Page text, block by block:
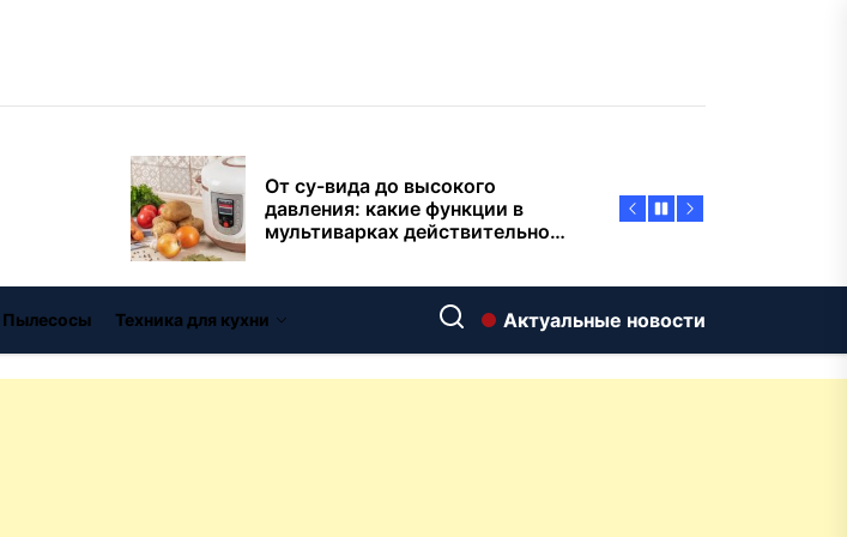
давления: какие функции в
переплачиват
Современный интерьер: как
вписать классическую
чугунную ванну Goldman в
Газодровяные печи в Астане:
выбираем между
Пылесосы Техника для кухни Актуальные новости